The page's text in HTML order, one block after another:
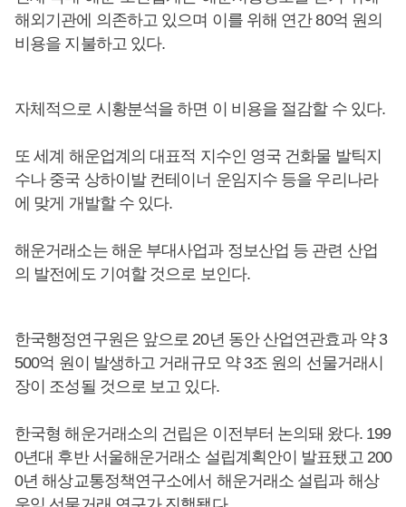
해외기관에 의존하고 있으며 이를 위해 연간 80억 원의
비용을 지불하고 있다.
자체적으로 시황분석을 하면 이 비용을 절감할 수 있다.
또 세계 해운업계의 대표적 지수인 영국 건화물 발틱지
수나 중국 상하이발 컨테이너 운임지수 등을 우리나라
에 맞게 개발할 수 있다.
해운거래소는 해운 부대사업과 정보산업 등 관련 산업
의 발전에도 기여할 것으로 보인다.
한국행정연구원은 앞으로 20년 동안 산업연관효과 약 3
500억 원이 발생하고 거래규모 약 3조 원의 선물거래시
장이 조성될 것으로 보고 있다.
한국형 해운거래소의 건립은 이전부터 논의돼 왔다. 199
0년대 후반 서울해운거래소 설립계획안이 발표됐고 200
0년 해상교통정책연구소에서 해운거래소 설립과 해상